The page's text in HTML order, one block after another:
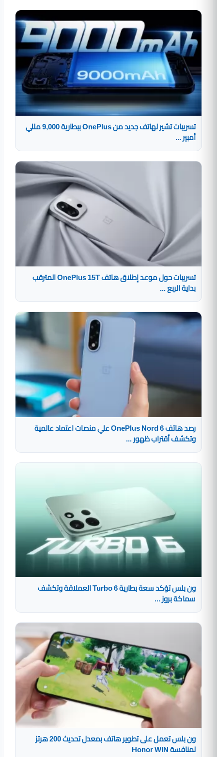
تسريبات تشير لهاتف جديد من OnePlus ببطارية 9,000 مللي
أمبير ...
تسريبات حول موعد إطلاق هاتف OnePlus 15T المترقب
بداية الربع ...
رصد هاتف OnePlus Nord 6 علي منصات اعتماد عالمية
وتكشف أقتراب ظهور ...
ون بلس تؤكد سعة بطارية Turbo 6 العملاقة وتكشف
سماكة بروز ...
ون بلس تعمل على تطوير هاتف بمعدل تحديث 200 هرتز
لمنافسة Honor WIN